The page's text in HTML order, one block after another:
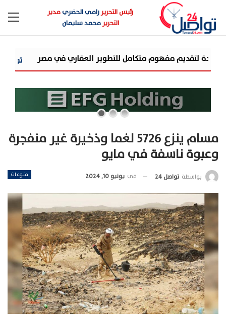
رئيس التحريررامي الحضريمدير
التحريرمحمد سليمان
شركة «AIG» تتعاون مع «CSCEC الصينية» بمشروع «AI Tower» بأعلى المعايير العالمية
مسام ينزع 5726 لغما وذخيرة غير منفجرة
وعبوة ناسفة في مايو
منوعات بواسطة تواصل 24 في يونيو 10, 2024